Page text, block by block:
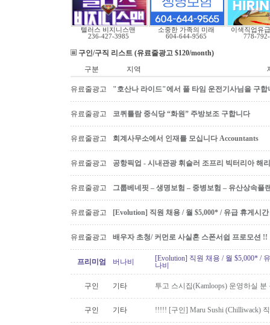
텔러스 비지니스맨
236-427-3985
소중한 가족의 미래
604-644-9565
이색직업유
778-
구인/구직 리스트 (유료줄광고 $120/month)
구분
지역
유료줄광고 "호산나 라이드"에서 풀 타임 운전기사님을 구합
유료줄광고 코퀴틀람 중식당 “화원” 주방보조 구합니다
유료줄광고 회계사무소에서 인재를 모십니다 Accountants
유료줄광고 공항픽업 - 시내관광 휘슬러 조프리 빅터리아 해
유료줄광고 그룹베네핏 – 생명보험 – 중병보험 – 유산상속플
유료줄광고 [Evolution] 직원 채용 / 월 $5,000* / 유급 휴게시
유료줄광고 배우자 초청/ 커먼로 사실혼 스폰서쉽 프로모션 !!
프리미엄 버나비
[Evolution] 직원 채용 / 월 $5,000* /
나비
구인 기타 투고 스시집(Kamloops) 운영하실
구인 기타 !!!!! [구인] Maru Sushi (Chilliwack)